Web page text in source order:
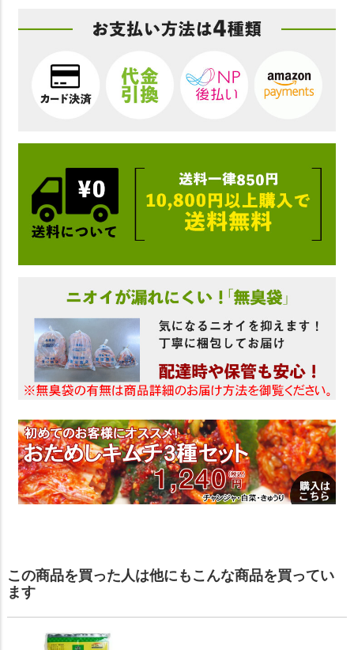
この商品を買った人は他にもこんな商品を買ってい
ます